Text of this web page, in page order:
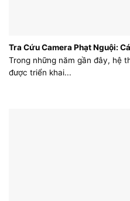
Tra Cứu Camera Phạt Nguội:
Trong những năm gần đây, hệ
được triển khai...